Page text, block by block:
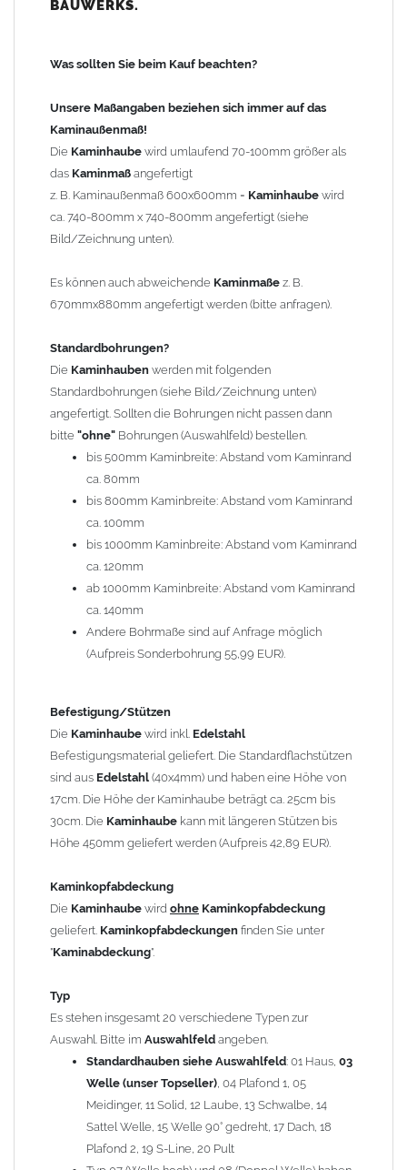
100mm
120mm
140mm
Andere Bohrmaße sind auf Anfrage möglich (Aufpreis
Sonderbohrung 55,99 EUR).
Befestigung/Stützen
Kaminhaubewird inkl. EdelstahlBefestigungsmaterial
geliefert. Die Standardflachstützen sind aus
beträgt ca. 25cm bis 30cm. DieKaminhaubekann mit längeren
Stützen bis Höhe 450mm geliefert werden (Aufpreis 42,89 EUR).
Kaminkopfabdeckung
Kaminhaubewirdohne Kaminkopfabdeckung
Kaminkopfabdeckungenfinden Sie unter "Kaminabdeckung
Es stehen insgesamt 20 verschiedene Typen zur Auswahl. Bitte
Auswahlfeldangeben.
Standardhauben siehe Auswahlfeld: 01 Haus,03 Welle
(unser Topseller)
Laube, 13 Schwalbe, 14 Sattel Welle, 15 Welle 90° gedreht,
17 Dach, 18 Plafond 2, 19 S-Line, 20 Pult
Typ 07 (Welle hoch) und 08 (Doppel Welle) haben einen
Aufpreis von 20% (bitte anfragen - Bestellung nicht über
Shop möglich).
Die Typen 02 (Bogen), 06 (Krempe), 09 (Pagode), 10
1,5mm hergestellt (Preis auf Anfrage = ca. 2-3-fache vom
1,5mm Standardpreis)
allgemeine Informationen:
Ab einer Kaminlängevon 1200mm werden 6
Kaminstützengeliefert.
Bei der Kombination mitWetterfahneundKaminbreite
angefertigt.
DieKaminhaubekann mitklappbaren Stützen
für 4 Stützen = 96,89 EUR, Länge ab 1200mm 6 Stützen =
145,39 EUR) geliefert werden.
Ihrem zuständigen
Hinweis: FürKaminhaubenundKaminabdeckungenkönnen wir
Nachnahme anbieten!
Lieferzeit: ca. 1-2 Wochen nach Zahlungseingang
BAUWERKS.
Was sollten Sie beim Kauf beachten?
Unsere Maßangaben beziehen sich immer auf das
Kaminaußenmaß!
Die Kaminhaube wird umlaufend 70-100mm größer als
das Kaminmaß angefertigt
z. B. Kaminaußenmaß 600x600mm = Kaminhaube wird
ca. 740-800mm x 740-800mm angefertigt (siehe
Bild/Zeichnung unten).
Es können auch abweichende Kaminmaße z. B.
670mmx880mm angefertigt werden (bitte anfragen).
Standardbohrungen?
Die Kaminhauben werden mit folgenden
Standardbohrungen (siehe Bild/Zeichnung unten)
angefertigt. Sollten die Bohrungen nicht passen dann
bitte "ohne" Bohrungen (Auswahlfeld) bestellen.
bis 500mm Kaminbreite: Abstand vom Kaminrand
ca. 80mm
bis 800mm Kaminbreite: Abstand vom Kaminrand
ca. 100mm
bis 1000mm Kaminbreite: Abstand vom Kaminrand
ca. 120mm
ab 1000mm Kaminbreite: Abstand vom Kaminrand
ca. 140mm
Andere Bohrmaße sind auf Anfrage möglich
(Aufpreis Sonderbohrung 55,99 EUR).
Befestigung/Stützen
Die Kaminhaube wird inkl. Edelstahl
Befestigungsmaterial geliefert. Die Standardflachstützen
sind aus Edelstahl (40x4mm) und haben eine Höhe von
17cm. Die Höhe der Kaminhaube beträgt ca. 25cm bis
30cm. Die Kaminhaube kann mit längeren Stützen bis
Höhe 450mm geliefert werden (Aufpreis 42,89 EUR).
Kaminkopfabdeckung
Die Kaminhaube wird ohne Kaminkopfabdeckung
geliefert. Kaminkopfabdeckungen finden Sie unter
"Kaminabdeckung".
Typ
Es stehen insgesamt 20 verschiedene Typen zur
Auswahl. Bitte im Auswahlfeld angeben.
Standardhauben siehe Auswahlfeld: 01 Haus, 03
Welle (unser Topseller), 04 Plafond 1, 05
Meidinger, 11 Solid, 12 Laube, 13 Schwalbe, 14
Sattel Welle, 15 Welle 90° gedreht, 17 Dach, 18
Plafond 2, 19 S-Line, 20 Pult